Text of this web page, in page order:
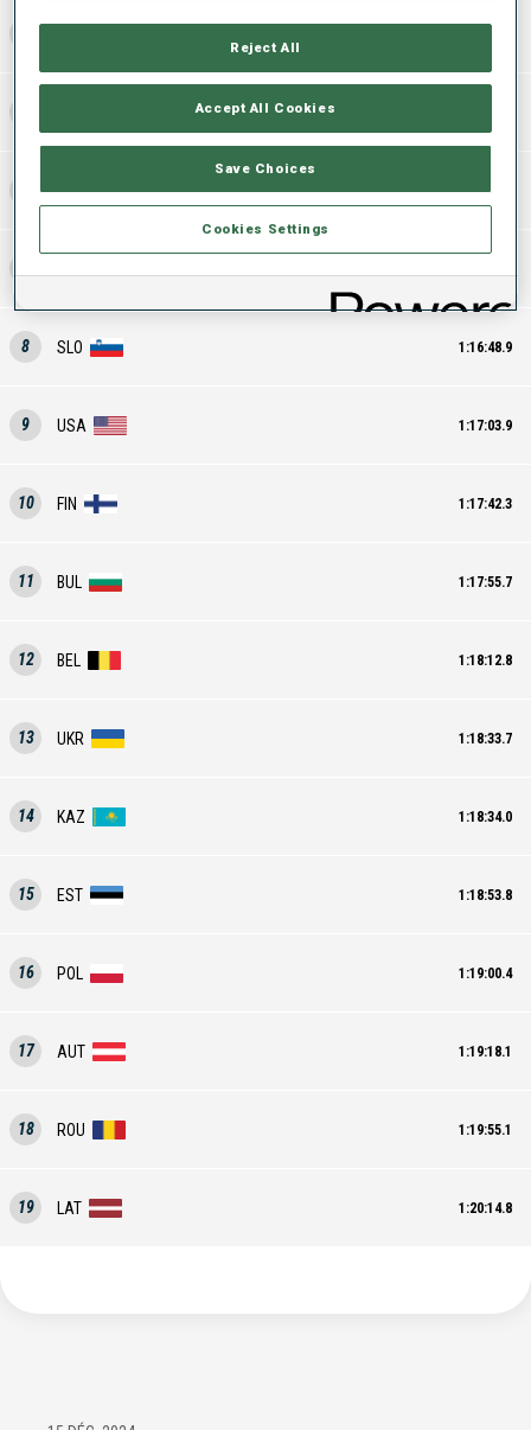
ITA 1:16:08.4
8 SLO 1:16:48.9
9 USA 1:17:03.9
10 FIN 1:17:42.3
11 BUL 1:17:55.7
12 BEL 1:18:12.8
13 UKR 1:18:33.7
14 KAZ 1:18:34.0
15 EST 1:18:53.8
16 POL 1:19:00.4
17 AUT 1:19:18.1
18 ROU 1:19:55.1
19 LAT 1:20:14.8
Reject All
Accept All Cookies
Save Choices
Cookies Settings